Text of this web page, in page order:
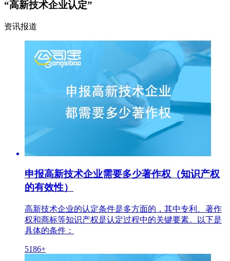
“高新技术企业认定”
资讯报道
申报高新技术企业需要多少著作权（知识产权
的有效性）
高新技术企业的认定条件是多方面的，其中专利、著作
权和商标等知识产权是认定过程中的关键要素。以下是
具体的条件：
5186+